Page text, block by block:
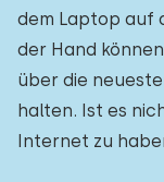
dem Laptop auf
der Hand
über die
halten. Ist es
Internet zu